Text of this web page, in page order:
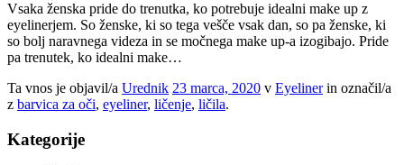
Vsaka ženska pride do trenutka, ko potrebuje idealni make up z
eyelinerjem. So ženske, ki so tega vešče vsak dan, so pa ženske, ki
so bolj naravnega videza in se močnega make up-a izogibajo. Pride
pa trenutek, ko idealni make…
Ta vnos je objavil/a Urednik 23 marca, 2020 v Eyelinerin označil/a
z barvica za oči, eyeliner, ličenje, ličila.
Kategorije